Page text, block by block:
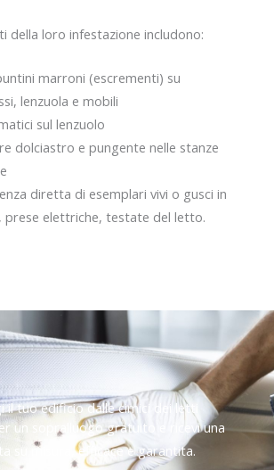
della loro infestazione includono:
marroni (escrementi) su
lenzuola e mobili
sul lenzuolo
dolciastro e pungente nelle stanze
diretta di esemplari vivi o gusci in
prese elettriche, testate del letto.
il tuo edificio dalle cimici dei letti
un sopralluogo gratuito e ricevi una
su misura, efficace e garantita.